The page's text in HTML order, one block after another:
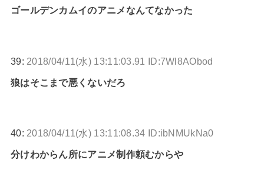
ゴールデンカムイのアニメなんてなかった
39: 2018/04/11(水) 13:11:03.91 ID:7Wl8AObod
狼はそこまで悪くないだろ
40: 2018/04/11(水) 13:11:08.34 ID:ibNMUkNa0
分けわからん所にアニメ制作頼むからや